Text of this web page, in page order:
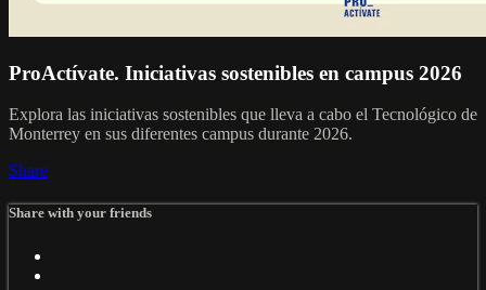
ProActívate. Iniciativas sostenibles en campus 2026
Explora las iniciativas sostenibles que lleva a cabo el Tecnológico de
Monterrey en sus diferentes campus durante 2026.
Share
Share with your friends